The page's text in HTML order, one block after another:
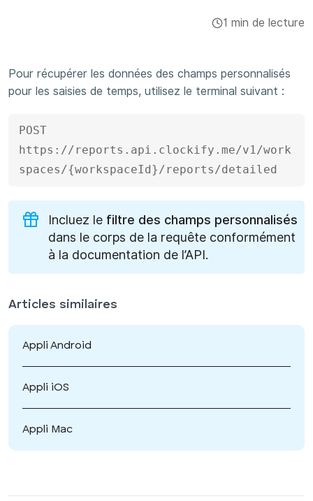
1 min de lecture
Pour récupérer les données des champs personnalisés
pour les saisies de temps, utilisez le terminal suivant :
POST
https://reports.api.clockify.me/v1/work
spaces/{workspaceId}/reports/detailed
Incluez le filtre des champs personnalisés
dans le corps de la requête conformément
à la documentation de l’API.
Articles similaires
Appli Android
Appli iOS
Appli Mac